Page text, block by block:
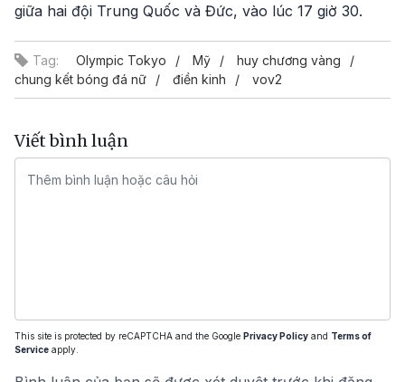
giữa hai đội Trung Quốc và Đức, vào lúc 17 giờ 30.
Tag: Olympic Tokyo Mỹ
huy chương vàng
chung kết bóng đá nữ
điền kinh vov2
Viết bình luận
This site is protected by reCAPTCHA and the Google Privacy Policy and Terms of
Service apply.